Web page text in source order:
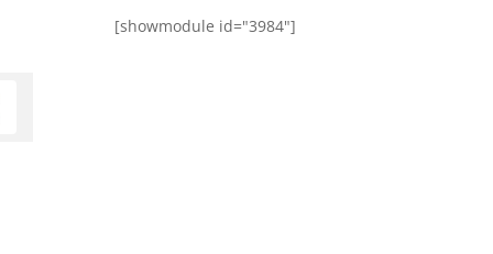
[showmodule id="3984"]